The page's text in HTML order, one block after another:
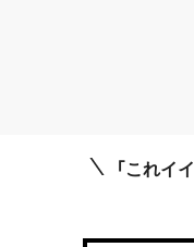
「これイ